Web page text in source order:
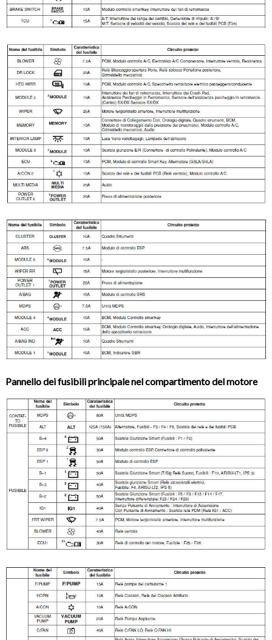
Pannello dei fusibili principale nel compartimento del motore